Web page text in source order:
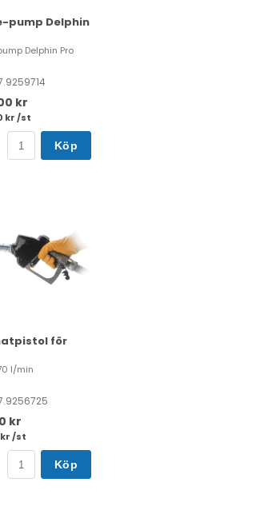
pump Delphin
Delphin Pro
kr
kr /st
Köp
för
l/min
kr
kr /st
Köp